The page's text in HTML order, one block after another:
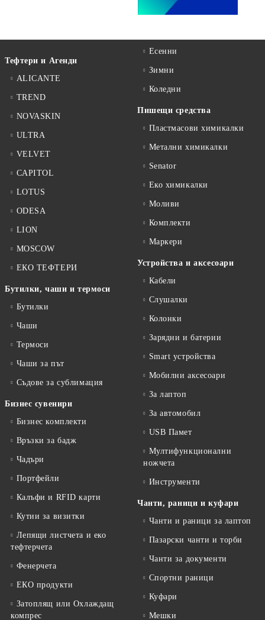
Тефтери и Агенди
ALICANTE
TREND
NOVASKIN
ULTRA
VELVET
CAPITOL
LOTUS
ODESA
LION
MOSCOW
ЕКО ТЕФТЕРИ
Бутилки, чаши и термоси
Бутилки
Чаши
Термоси
Чаши за път
Съдове за сублимация
Бизнес сувенири
Бизнес комплекти
Връзки за бадж
Чадъри
Портфейли
Калъфи и RFID карти
Кутии за визитки
Лепящи листчета и еко
тефтeрчета
Фенерчета
ЕКО продукти
Затоплящ или Охлаждащ
компрес
Есенни
Зимни
Коледни
Пишещи средства
Пластмасови химикалки
Метални химикалки
Senator
Еко химикалки
Моливи
Комплекти
Маркери
Устройства и аксесоари
Кабели
Слушалки
Колонки
Зарядни и батерии
Smart устройства
Мобилни аксесоари
За лаптоп
За автомобил
USB Памет
Мултифункционални
ножчета
Инструменти
Чанти, раници и куфари
Чанти и раници за лаптоп
Пазарски чанти и торби
Чанти за документи
Спортни раници
Куфари
Мешки